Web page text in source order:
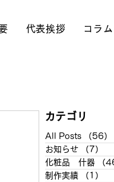
代表挨拶 コラム
カテゴリ
All Posts （56）
お知らせ
（7）
化粧品 什器
（
制作実績
（1）